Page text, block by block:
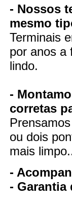
- Nossos
mesmo
Terminais
por anos a
lindo.
-
corretas
ou dois
mais
-
- Garantia